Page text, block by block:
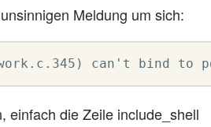
Meldung um sich:
can't bind to
einfach die Zeile include_shell